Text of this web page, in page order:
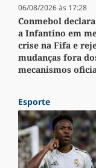
06/08/2026 às 17:28
Conmebol
a Infantino em
crise na Fifa e
mudanças fora
mecanismos
Esporte